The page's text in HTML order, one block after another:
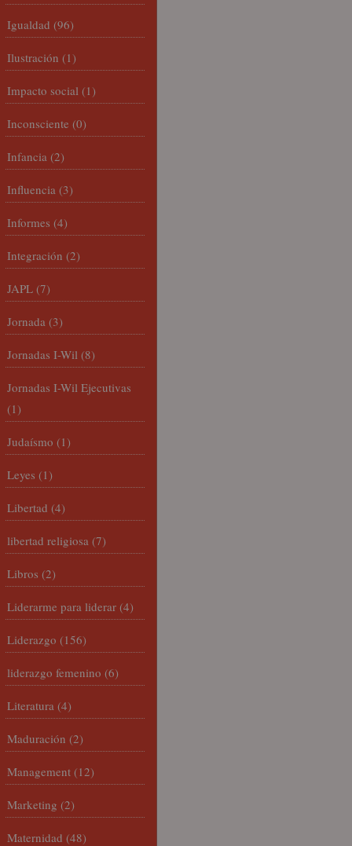
Igualdad (96)
Ilustración (1)
Impacto social (1)
Inconsciente (0)
Infancia (2)
Influencia (3)
Informes (4)
Integración (2)
JAPL (7)
Jornada (3)
Jornadas I-Wil (8)
Jornadas I-Wil Ejecutivas
(1)
Judaísmo (1)
Leyes (1)
Libertad (4)
libertad religiosa (7)
Libros (2)
Liderarme para liderar (4)
Liderazgo (156)
liderazgo femenino (6)
Literatura (4)
Maduración (2)
Management (12)
Marketing (2)
Maternidad (48)